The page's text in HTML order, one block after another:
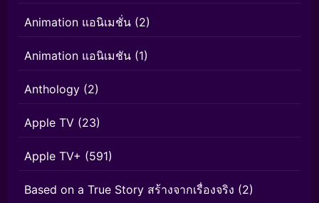
Animation แอนิเมชั่น (2)
Animation แอนิเมชัน (1)
Anthology (2)
Apple TV (23)
Apple TV+ (591)
Based on a True Story สร้างจากเรื่องจริง (2)